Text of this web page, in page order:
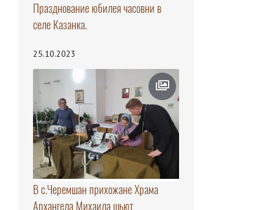
Празднование юбилея часовни в
селе Казанка.
25.10.2023
В с.Черемшан прихожане Храма
Архангела Михаила шьют